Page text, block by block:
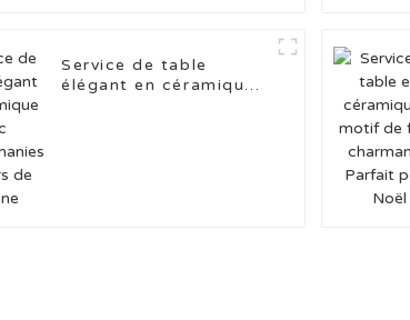
Service de table
élégant en céramique